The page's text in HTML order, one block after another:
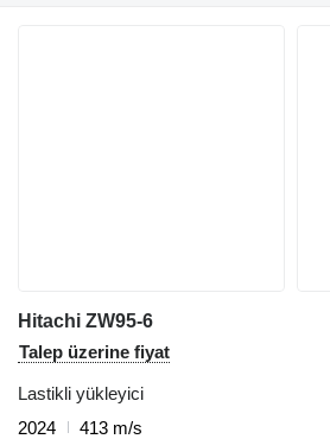
Hitachi ZW95-6
Talep üzerine fiyat
Lastikli yükleyici
2024
413 m/s